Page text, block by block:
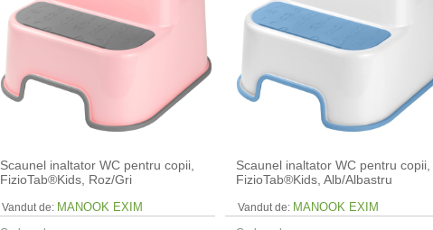
Scaunel inaltator WC pentru copii,
FizioTab®Kids, Roz/Gri
Vandut de: MANOOK EXIM
Scaunel inaltator WC pentru copii,
FizioTab®Kids, Alb/Albastru
Vandut de: MANOOK EXIM